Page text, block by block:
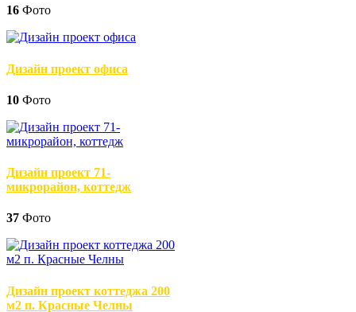
16 Фото
Дизайн проект офиса
10 Фото
Дизайн проект 71-
микрорайон, коттедж
37 Фото
Дизайн проект коттеджа 200
м2 п. Красные Челны